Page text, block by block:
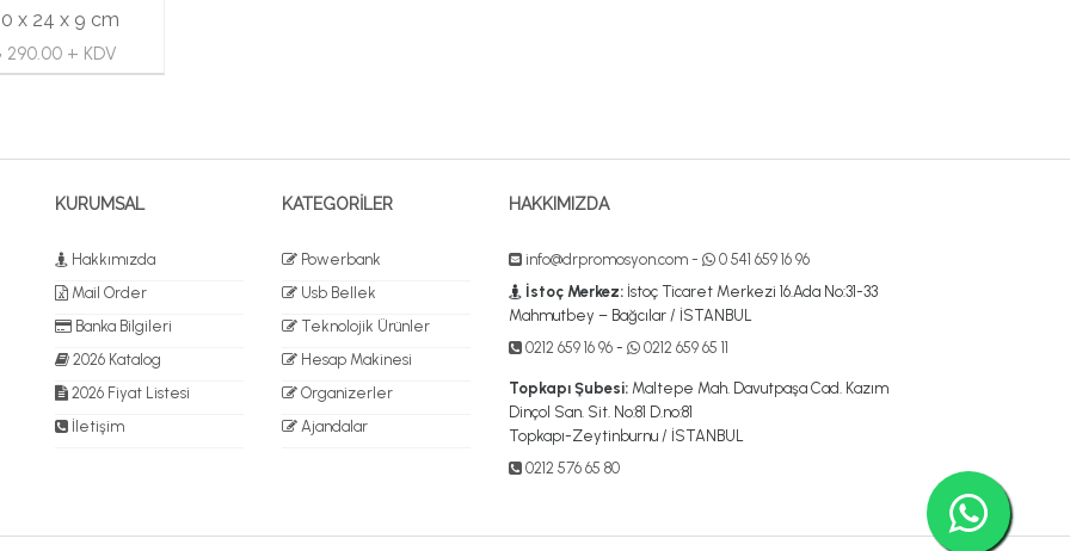
x 24 x 9 cm
290.00 + KDV
KURUMSAL
Hakkımızda
Mail Order
Banka Bilgileri
2026 Katalog
2026 Fiyat Listesi
İletişim
KATEGORİLER
Powerbank
Usb Bellek
Teknolojik Ürünler
Hesap Makinesi
Organizerler
Ajandalar
HAKKIMIZDA
info@drpromosyon.com -
0 541 659 16 96
İstoç Merkez: İstoç Ticaret Merkezi 16.Ada No:31-33
Mahmutbey – Bağcılar / İSTANBUL
0212 659 16 96 - 0212 659 65 11
Topkapı Şubesi: Maltepe Mah. Davutpaşa Cad. Kazım
Dinçol San. Sit. No:81 D.no:81
Topkapı-Zeytinburnu / İSTANBUL
0212 576 65 80